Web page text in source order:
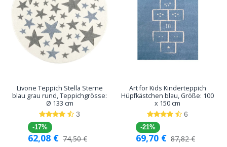
Livone Teppich Stella Sterne
blau grau rund, Teppichgrösse:
Ø 133 cm
3
-17%
62,08 € 74,50€
Art for Kids Kinderteppich
Hüpfkästchen blau, Größe: 100
x 150 cm
6
-21%
69,70 € 87,82€